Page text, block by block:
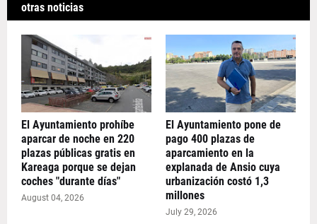
otras noticias
El Ayuntamiento prohíbe
aparcar de noche en 220
plazas públicas gratis en
Kareaga porque se dejan
coches "durante días"
August 04, 2026
El Ayuntamiento pone de
pago 400 plazas de
aparcamiento en la
explanada de Ansio cuya
urbanización costó 1,3
millones
July 29, 2026